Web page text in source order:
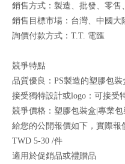
銷售方式：製造、批發、零售
銷售目標市場：台灣、中國大
詢價付款方式：T.T. 電匯
競爭特點
品質優良：PS製造的塑膠包
接受獨特設計或logo：可接受
競爭價格：塑膠包裝盒|專業
給您的公開報價如下，實際報
TWD 5-30 /件
適用於促銷品或禮贈品